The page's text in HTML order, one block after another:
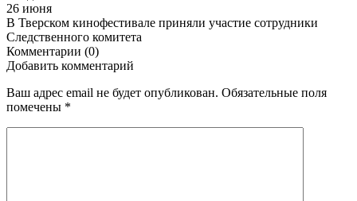
26 июня
В Тверском кинофестивале приняли участие сотрудники
Следственного комитета
Комментарии (0)
Добавить комментарий
Ваш адрес email не будет опубликован. Обязательные поля
помечены *